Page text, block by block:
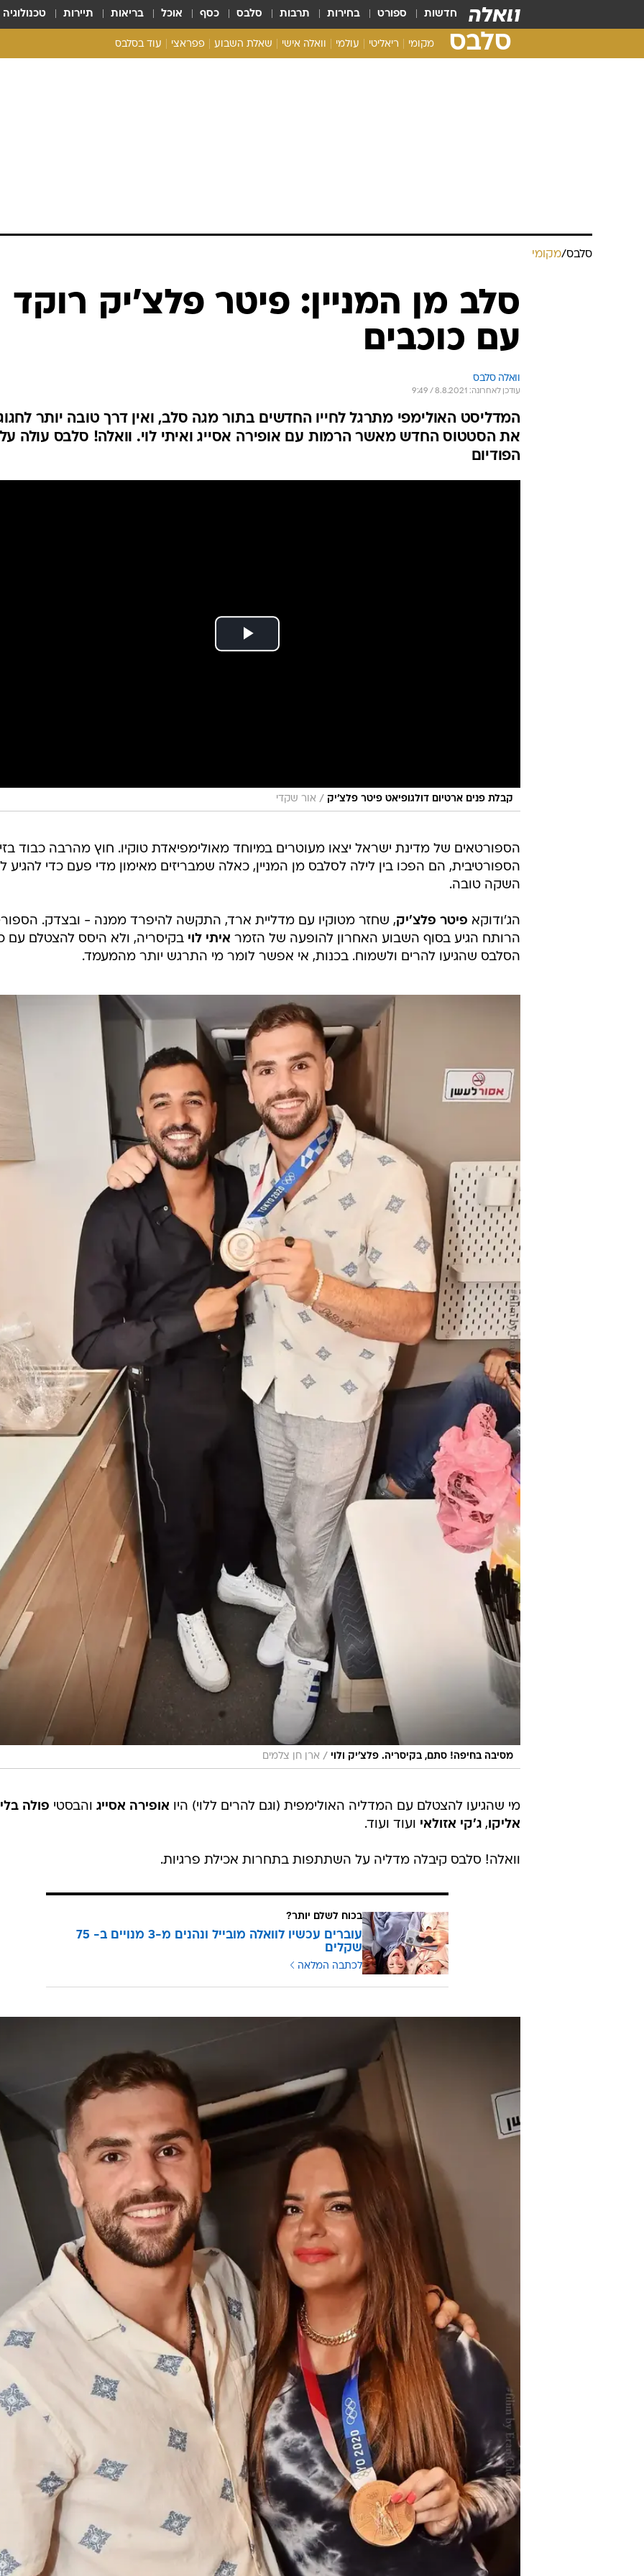
חדשות ספורט בחירות תרבות סלבס כסף אוכל בריאות תיירות טכנולוגיה
סלבס מקומי ריאליטי עולמי וואלה אישי שאלת השבוע פפראצי עוד בסלבס
סלבס/מקומי
סלב מן המניין: פיטר פלצ'יק רוקד
עם כוכבים
וואלה סלבס
עודכן לאחרונה: 8.8.2021 / 9:49
המדליסט האולימפי מתרגל לחייו החדשים בתור מגה סלב, ואין דרך טובה יותר
את הסטטוס החדש מאשר הרמות עם אופירה אסייג ואיתי לוי. וואלה! סלבס עולה
הפודיום
קבלת פנים ארטיום דולגופיאט פיטר פלצ'יק / אור שקדי
הספורטאים של מדינת ישראל יצאו מעוטרים במיוחד מאולימפיאדת טוקיו. חוץ מהרבה כבוד
הספורטיבית, הם הפכו בין לילה לסלבס מן המניין, כאלה שמבריזים מאימון מדי פעם כדי להגיע
השקה טובה.
הג'ודוקא פיטר פלצ'יק, שחזר מטוקיו עם מדליית ארד, התקשה להיפרד ממנה - ובצדק.
הרותח הגיע בסוף השבוע האחרון להופעה של הזמר איתי לוי בקיסריה, ולא היסס להצטלם עם
הסלבס שהגיעו להרים ולשמוח. בכנות, אי אפשר לומר מי התרגש יותר מהמעמד.
מסיבה בחיפה! סתם, בקיסריה. פלצ'יק ולוי / ארן חן צלמים
מי שהגיעו להצטלם עם המדליה האולימפית (וגם להרים ללוי) היו אופירה אסייג והבסטי פולה
אליקו, ג'קי אזולאי ועוד ועוד.
וואלה! סלבס קיבלה מדליה על השתתפות בתחרות אכילת פרגיות.
בכוח לשלם יותר?
עוברים עכשיו לוואלה מובייל ונהנים מ-3 מנויים ב- 75
שקלים
לכתבה המלאה